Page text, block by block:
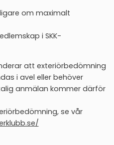
om maximalt
i SKK-
att exteriörbedömning
i avel eller behöver
anmälan kommer därför
se vår